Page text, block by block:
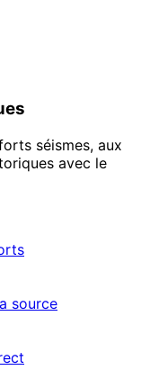
séismes, aux
avec le
source